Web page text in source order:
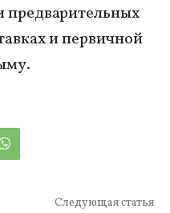
предварительных
и первичной
Следующая статья